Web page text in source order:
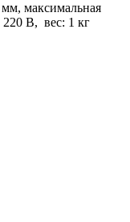
максимальная
220 В, вес: 1 кг